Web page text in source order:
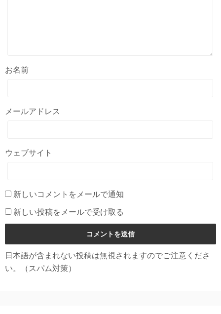
お名前
メールアドレス
ウェブサイト
新しいコメントをメールで通知
新しい投稿をメールで受け取る
日本語が含まれない投稿は無視されますのでご注意くださ
い。（スパム対策）